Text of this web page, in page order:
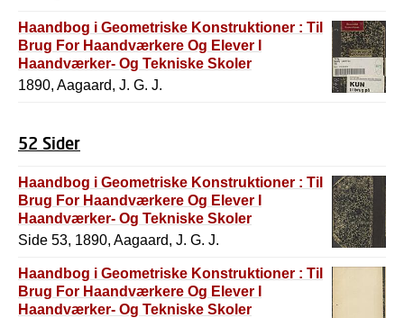
Haandbog i Geometriske Konstruktioner : Til
Brug For Haandværkere Og Elever I
Haandværker- Og Tekniske Skoler
1890, Aagaard, J. G. J.
52 Sider
Haandbog i Geometriske Konstruktioner : Til
Brug For Haandværkere Og Elever I
Haandværker- Og Tekniske Skoler
Side 53, 1890, Aagaard, J. G. J.
Haandbog i Geometriske Konstruktioner : Til
Brug For Haandværkere Og Elever I
Haandværker- Og Tekniske Skoler